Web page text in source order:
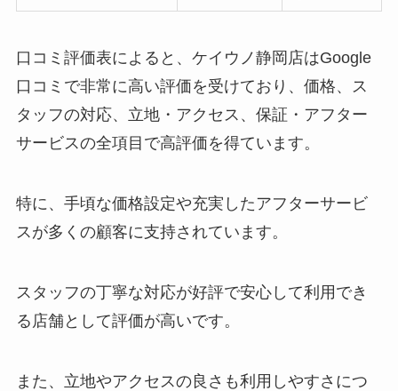
口コミ評価表によると、ケイウノ静岡店はGoogle
口コミで非常に高い評価を受けており、価格、ス
タッフの対応、立地・アクセス、保証・アフター
サービスの全項目で高評価を得ています。
特に、手頃な価格設定や充実したアフターサービ
スが多くの顧客に支持されています。
スタッフの丁寧な対応が好評で安心して利用でき
る店舗として評価が高いです。
また、立地やアクセスの良さも利用しやすさにつ